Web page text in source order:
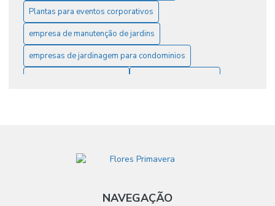
Serviços de Jardinagem e Paisagismo: Transforme Seu
Espaço Verde em um Refúgio de Beleza e Paz
Vasos Ideais para Paisagismo Corporativo: Dicas para
Transformar Ambientes em Campinas
Plantas para eventos corporativos
empresa de manutenção de jardins
empresas de jardinagem para condominios
NAVEGAÇÃO